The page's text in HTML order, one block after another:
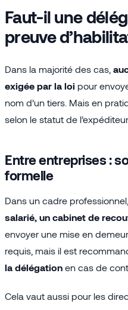
Faut-il une
preuve
Dans la majorité des cas,
exigée par la loi pour
nom d’un tiers. Mais en
selon le statut de
Entre entreprises :
formelle
Dans un cadre professionnel,
salarié, un cabinet de
envoyer une mise en
requis, mais il est
la délégation en cas de
Cela vaut aussi pour les